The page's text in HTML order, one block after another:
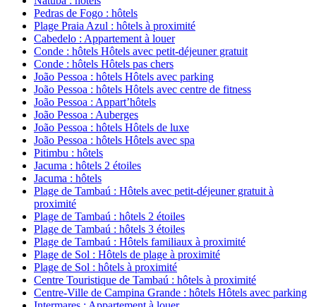
Pedras de Fogo : hôtels
Plage Praia Azul : hôtels à proximité
Cabedelo : Appartement à louer
Conde : hôtels Hôtels avec petit-déjeuner gratuit
Conde : hôtels Hôtels pas chers
João Pessoa : hôtels Hôtels avec parking
João Pessoa : hôtels Hôtels avec centre de fitness
João Pessoa : Appart’hôtels
João Pessoa : Auberges
João Pessoa : hôtels Hôtels de luxe
João Pessoa : hôtels Hôtels avec spa
Pitimbu : hôtels
Jacuma : hôtels 2 étoiles
Jacuma : hôtels
Plage de Tambaú : Hôtels avec petit-déjeuner gratuit à
proximité
Plage de Tambaú : hôtels 2 étoiles
Plage de Tambaú : hôtels 3 étoiles
Plage de Tambaú : Hôtels familiaux à proximité
Plage de Sol : Hôtels de plage à proximité
Plage de Sol : hôtels à proximité
Centre Touristique de Tambaú : hôtels à proximité
Centre-Ville de Campina Grande : hôtels Hôtels avec parking